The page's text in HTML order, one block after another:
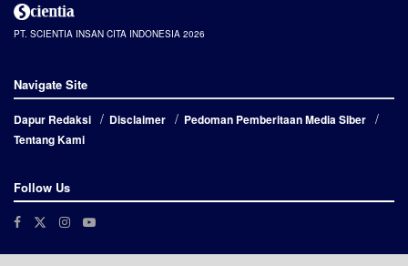
PT. SCIENTIA INSAN CITA INDONESIA 2026
Navigate Site
Dapur Redaksi Disclaimer
Pedoman Pemberitaan Media Siber
Tentang Kami
Follow Us